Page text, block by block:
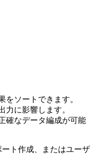
をソートできます。
力に影響します。
確なデータ編成が可能
ト作成、またはユーザ